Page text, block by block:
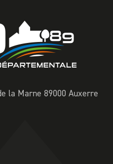
la Marne 89000 Auxerre